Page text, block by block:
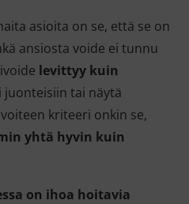
asioita on se, että se on
ansiosta voide ei tunnu
levittyy kuin
juonteisiin tai näytä
kriteeri onkin se,
yhtä hyvin kuin
on ihoa hoitavia